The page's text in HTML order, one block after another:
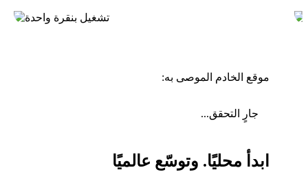
موقع الخادم الموصى به:
جارٍ التحقق...
ابدأ محليًا. وتوسّع عالميًا